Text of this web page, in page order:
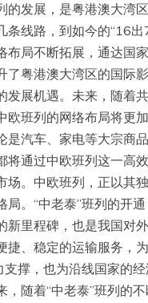
的发展，是粤港澳大湾
条线路，到如今的“16
布局不断拓展，通达国
了粤港澳大湾区的国际
发展机遇。未来，随着
欧班列的网络布局将更
是汽车、家电等大宗商品
将通过中欧班列这一高
场。中欧班列，正以其
局。“中老泰”班列的开
新里程碑，也是我国对
捷、稳定的运输服务，
支撑，也为沿线国家的
，随着“中老泰”班列的